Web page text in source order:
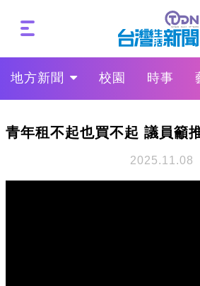
地方新聞 校園 時事
青年租不起也買不起 議員籲
2025.11.08